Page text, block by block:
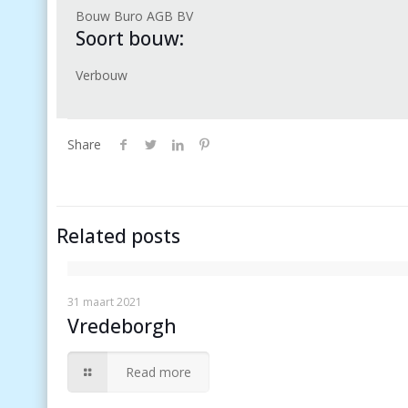
Bouw Buro AGB BV
Soort bouw:
Verbouw
Share
Related posts
31 maart 2021
Vredeborgh
Read more